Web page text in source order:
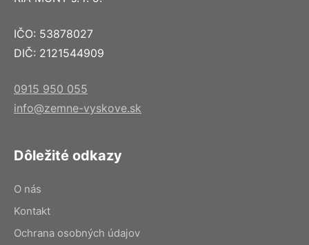
IČO: 53878027
DIČ: 2121544909
0915 950 055
info@zemne-vyskove.sk
Dôležité odkazy
O nás
Kontakt
Ochrana osobných údajov